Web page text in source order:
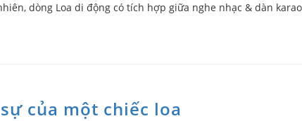
dòng Loa di động có tích hợp giữa nghe nhạc & dàn
của một chiếc loa